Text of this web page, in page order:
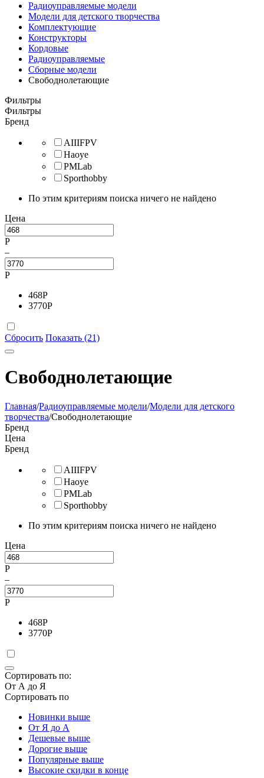
Радиоуправляемые модели
Модели для детского творчества
Комплектующие
Конструкторы
Кордовые
Радиоуправляемые
Сборные модели
Свободнолетающие
Фильтры
Фильтры
Бренд
AIIIFPV
Haoye
PMLab
Sporthobby
По этим критериям поиска ничего не найдено
Цена
Р
–
Р
468Р
3770Р
Сбросить Показать (21)
Свободнолетающие
Главная/Радиоуправляемые модели/Модели для детского
творчества/Свободнолетающие
Бренд
Цена
Бренд
AIIIFPV
Haoye
PMLab
Sporthobby
По этим критериям поиска ничего не найдено
Цена
Р
–
Р
468Р
3770Р
Сортировать по:
От А до Я
Сортировать по
Новинки выше
От Я до А
Дешевые выше
Дорогие выше
Популярные выше
Высокие скидки в конце